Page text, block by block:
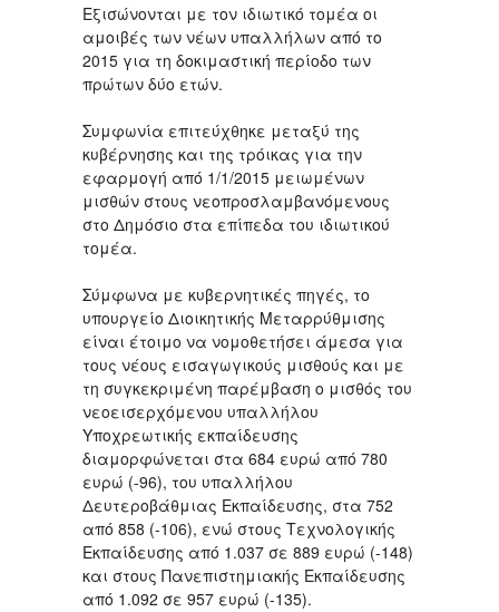
Εξισώνονται με τον ιδιωτικό τομέα οι
αμοιβές των νέων υπαλλήλων από το
2015 για τη δοκιμαστική περίοδο των
πρώτων δύο ετών.
Συμφωνία επιτεύχθηκε μεταξύ της
κυβέρνησης και της τρόικας για την
εφαρμογή από 1/1/2015 μειωμένων
μισθών στους νεοπροσλαμβανόμενους
στο Δημόσιο στα επίπεδα του ιδιωτικού
τομέα.
Σύμφωνα με κυβερνητικές πηγές, το
υπουργείο Διοικητικής Μεταρρύθμισης
είναι έτοιμο να νομοθετήσει άμεσα για
τους νέους εισαγωγικούς μισθούς και με
τη συγκεκριμένη παρέμβαση ο μισθός του
νεοεισερχόμενου υπαλλήλου
Υποχρεωτικής εκπαίδευσης
διαμορφώνεται στα 684 ευρώ από 780
ευρώ (-96), του υπαλλήλου
Δευτεροβάθμιας Εκπαίδευσης, στα 752
από 858 (-106), ενώ στους Τεχνολογικής
Εκπαίδευσης από 1.037 σε 889 ευρώ (-148)
και στους Πανεπιστημιακής Εκπαίδευσης
από 1.092 σε 957 ευρώ (-135).